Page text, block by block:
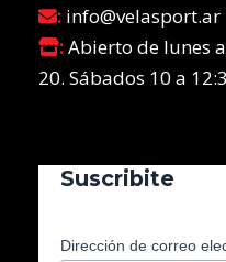
: info@velasport.ar
:Abierto de lunes
20. Sábados 10 a
Suscribite
Dirección de correo